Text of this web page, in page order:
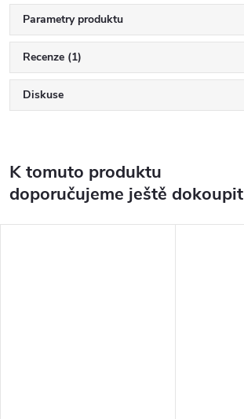
Parametry produktu
Recenze (1)
Diskuse
K tomuto produktu
doporučujeme ještě dokoupit